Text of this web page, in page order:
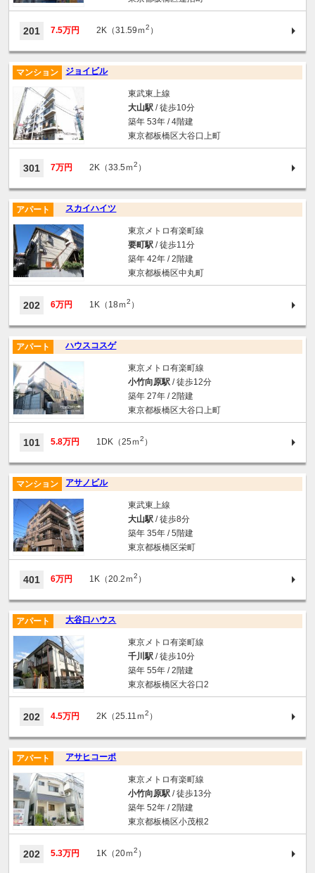
201 7.5万円 2K（31.59ｍ2 ）
ジョイビル
マンション
東武東上線
大山駅/ 徒歩10分
築年 53年 / 4階建
東京都板橋区大谷口上町
301 7万円 2K（33.5ｍ2 ）
スカイハイツ
アパート
東京メトロ有楽町線
要町駅/ 徒歩11分
築年 42年 / 2階建
東京都板橋区中丸町
202 6万円 1K（18ｍ2 ）
ハウスコスゲ
アパート
東京メトロ有楽町線
小竹向原駅/ 徒歩12分
築年 27年 / 2階建
東京都板橋区大谷口上町
101 5.8万円 1DK（25ｍ2 ）
アサノビル
マンション
東武東上線
大山駅/ 徒歩8分
築年 35年 / 5階建
東京都板橋区栄町
401 6万円 1K（20.2ｍ2 ）
大谷口ハウス
アパート
東京メトロ有楽町線
千川駅/ 徒歩10分
築年 55年 / 2階建
東京都板橋区大谷口2
202 4.5万円 2K（25.11ｍ2 ）
アサヒコーポ
アパート
東京メトロ有楽町線
小竹向原駅/ 徒歩13分
築年 52年 / 2階建
東京都板橋区小茂根2
202 5.3万円 1K（20ｍ2 ）